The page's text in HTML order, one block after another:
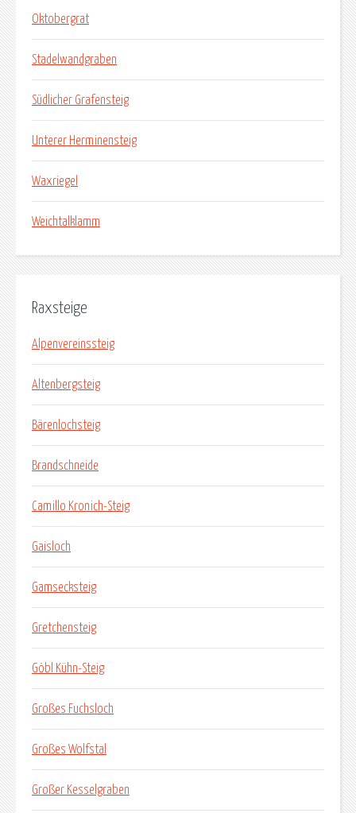
Oktobergrat
Stadelwandgraben
Südlicher Grafensteig
Unterer Herminensteig
Waxriegel
Weichtalklamm
Raxsteige
Alpenvereinssteig
Altenbergsteig
Bärenlochsteig
Brandschneide
Camillo Kronich-Steig
Gaisloch
Gamsecksteig
Gretchensteig
Göbl Kühn-Steig
Großes Fuchsloch
Großes Wolfstal
Großer Kesselgraben